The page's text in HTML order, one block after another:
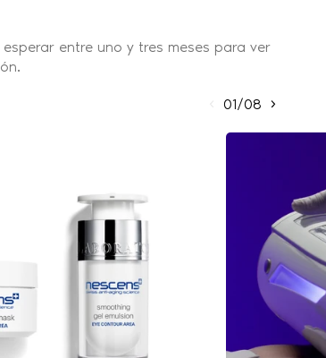
entre uno y tres meses para ver
01/08